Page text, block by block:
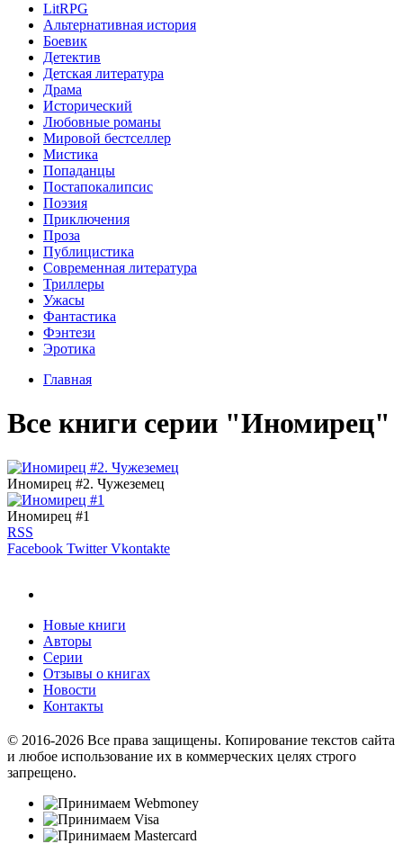
LitRPG
Альтернативная история
Боевик
Детектив
Детская литература
Драма
Исторический
Любовные романы
Мировой бестселлер
Мистика
Попаданцы
Постапокалипсис
Поэзия
Приключения
Проза
Публицистика
Современная литература
Триллеры
Ужасы
Фантастика
Фэнтези
Эротика
Главная
Все книги серии "Иномирец"
Иномирец #2. Чужеземец
Иномирец #1
RSS
Facebook Twitter Vkontakte
Новые книги
Авторы
Серии
Отзывы о книгах
Новости
Контакты
© 2016-2026 Все права защищены. Копирование текстов сайта
и любое использование их в коммерческих целях строго
запрещено.